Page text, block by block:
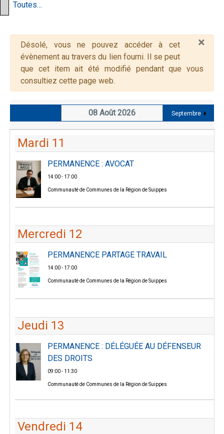
Toutes…
×
Alerte
Désolé, vous ne pouvez accéder à cet
évènement au travers du lien fourni. Il se peut
que cet item ait été modifié pendant que vous
consultiez cette page web.
08 Août 2026 Septembre
Mardi 11
PERMANENCE : AVOCAT
14:00 - 17:00
Communauté de Communes de la Région de Suippes
Mercredi 12
PERMANENCE PARTAGE TRAVAIL
14:00 - 17:00
Communauté de Communes de la Région de Suippes
Jeudi 13
PERMANENCE : DÉLÉGUÉE AU DÉFENSEUR
DES DROITS
09:00 - 11:30
Communauté de Communes de la Région de Suippes
Vendredi 14